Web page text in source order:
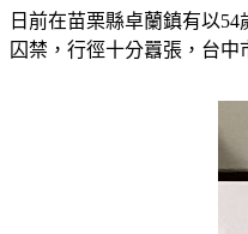
日前在苗栗縣卓蘭鎮有以
囚禁，行徑十分囂張，台